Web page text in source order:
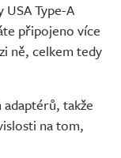
Type-A
připojeno více
ně, celkem tedy
takže
na tom,